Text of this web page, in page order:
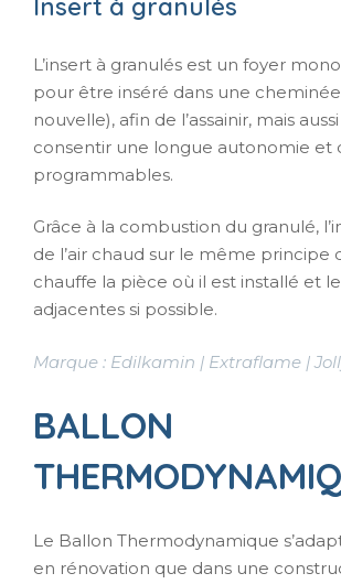
Insert à granulés
L’insert à granulés est un foyer
pour être inséré dans une
nouvelle), afin de l’assainir, mais
consentir une longue autonomie et
programmables.
Grâce à la combustion du granulé,
de l’air chaud sur le même principe
chauffe la pièce où il est installé et
adjacentes si possible.
Marque : Edilkamin | Extraflame |
BALLON
Le Ballon Thermodynamique
en rénovation que dans une